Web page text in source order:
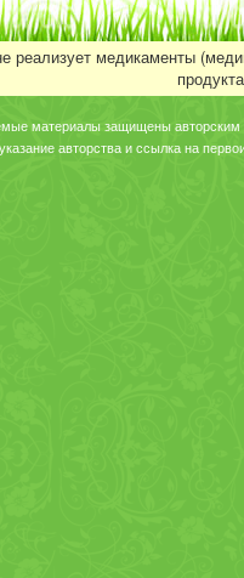
реализует медикаменты
материалы защищены авторским
авторства и ссылка на